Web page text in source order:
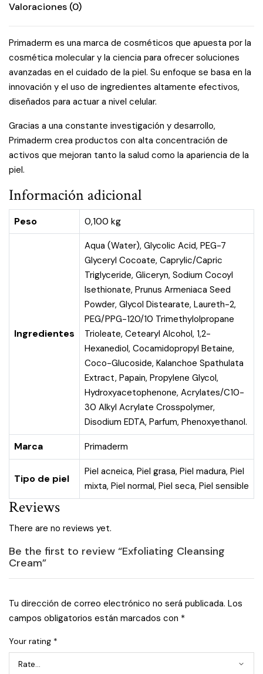
Valoraciones (0)
Primaderm es una marca de cosméticos que apuesta por la
cosmética molecular y la ciencia para ofrecer soluciones
avanzadas en el cuidado de la piel. Su enfoque se basa en la
innovación y el uso de ingredientes altamente efectivos,
diseñados para actuar a nivel celular.
Gracias a una constante investigación y desarrollo,
Primaderm crea productos con alta concentración de
activos que mejoran tanto la salud como la apariencia de la
piel.
Información adicional
Peso 0,100 kg
Ingredientes
Aqua (Water), Glycolic Acid, PEG-7
Glyceryl Cocoate, Caprylic/Capric
Triglyceride, Gliceryn, Sodium Cocoyl
Isethionate, Prunus Armeniaca Seed
Powder, Glycol Distearate, Laureth-2,
PEG/PPG-120/10 Trimethylolpropane
Trioleate, Cetearyl Alcohol, 1,2-
Hexanediol, Cocamidopropyl Betaine,
Coco-Glucoside, Kalanchoe Spathulata
Extract, Papain, Propylene Glycol,
Hydroxyacetophenone, Acrylates/C10-
30 Alkyl Acrylate Crosspolymer,
Disodium EDTA, Parfum, Phenoxyethanol.
Marca Primaderm
Tipo de piel
Piel acneica, Piel grasa, Piel madura, Piel
mixta, Piel normal, Piel seca, Piel sensible
Reviews
There are no reviews yet.
Be the first to review “Exfoliating Cleansing
Cream”
Tu dirección de correo electrónico no será publicada. Los
campos obligatorios están marcados con *
Your rating *